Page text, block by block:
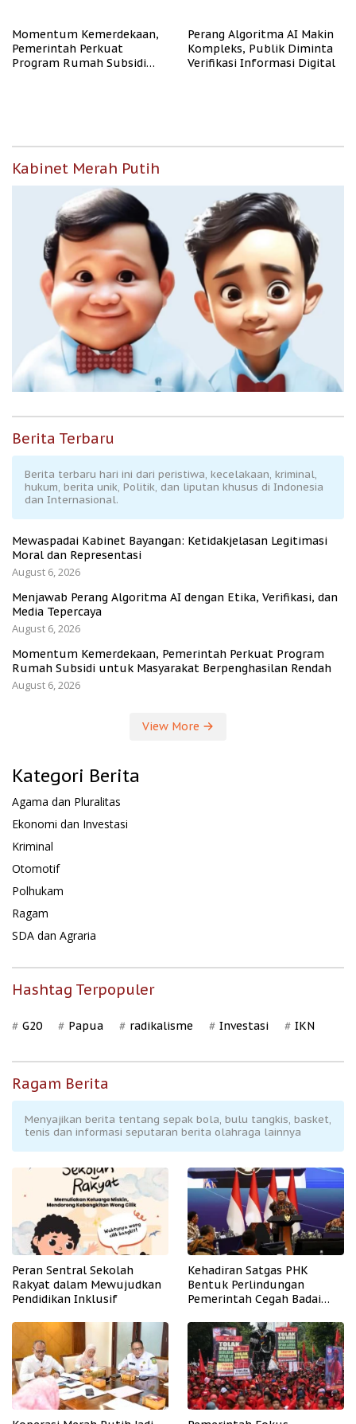
Momentum Kemerdekaan,
Pemerintah Perkuat
Program Rumah Subsidi
Perang Algoritma AI Makin
Kompleks, Publik Diminta
Verifikasi Informasi Digital
Kabinet Merah Putih
Berita Terbaru
Berita terbaru hari ini dari peristiwa, kecelakaan, kriminal,
hukum, berita unik, Politik, dan liputan khusus di Indonesia
dan Internasional.
Mewaspadai Kabinet Bayangan: Ketidakjelasan Legitimasi
Moral dan Representasi
August 6, 2026
Menjawab Perang Algoritma AI dengan Etika, Verifikasi, dan
Media Tepercaya
August 6, 2026
Momentum Kemerdekaan, Pemerintah Perkuat Program
Rumah Subsidi untuk Masyarakat Berpenghasilan Rendah
August 6, 2026
View More
Kategori Berita
Agama dan Pluralitas
Ekonomi dan Investasi
Kriminal
Otomotif
Polhukam
Ragam
SDA dan Agraria
Hashtag Terpopuler
G20 Papua radikalisme Investasi IKN
Ragam Berita
Menyajikan berita tentang sepak bola, bulu tangkis, basket,
tenis dan informasi seputaran berita olahraga lainnya
Peran Sentral Sekolah
Rakyat dalam Mewujudkan
Pendidikan Inklusif
Kehadiran Satgas PHK
Bentuk Perlindungan
Pemerintah Cegah Badai